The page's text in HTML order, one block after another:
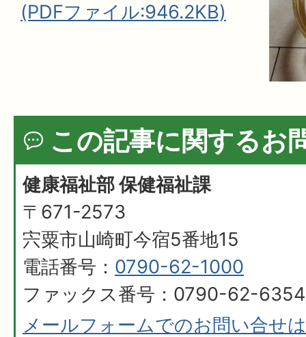
(PDFファイル:946.2KB)
この記事に関するお
健康福祉部 保健福祉課
〒671-2573
宍粟市山崎町今宿5番地15
電話番号： 0790-62-1000
ファックス番号：0790-62-6354
メールフォームでのお問い合せ